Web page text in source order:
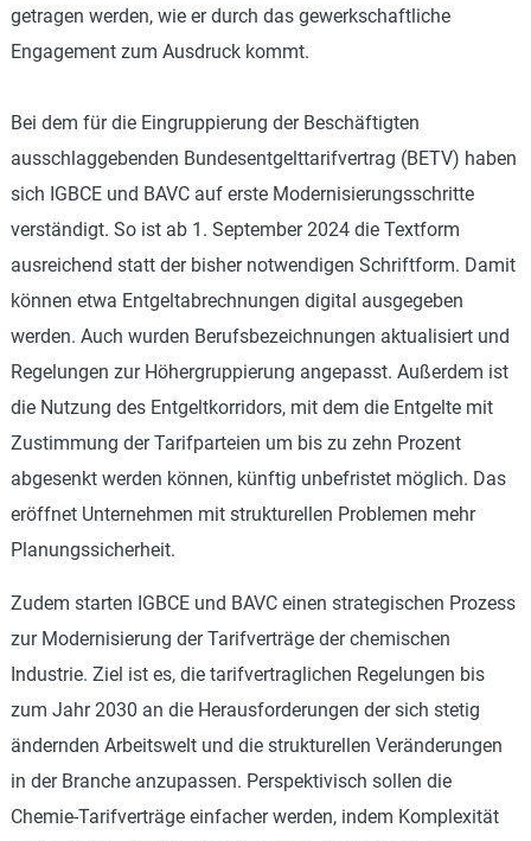
getragen werden, wie er durch das gewerkschaftliche
Engagement zum Ausdruck kommt.
Bei dem für die Eingruppierung der Beschäftigten
ausschlaggebenden Bundesentgelttarifvertrag (BETV) haben
sich IGBCE und BAVC auf erste Modernisierungsschritte
verständigt. So ist ab 1. September 2024 die Textform
ausreichend statt der bisher notwendigen Schriftform. Damit
können etwa Entgeltabrechnungen digital ausgegeben
werden. Auch wurden Berufsbezeichnungen aktualisiert und
Regelungen zur Höhergruppierung angepasst. Außerdem ist
die Nutzung des Entgeltkorridors, mit dem die Entgelte mit
Zustimmung der Tarifparteien um bis zu zehn Prozent
abgesenkt werden können, künftig unbefristet möglich. Das
eröffnet Unternehmen mit strukturellen Problemen mehr
Planungssicherheit.
Zudem starten IGBCE und BAVC einen strategischen Prozess
zur Modernisierung der Tarifverträge der chemischen
Industrie. Ziel ist es, die tarifvertraglichen Regelungen bis
zum Jahr 2030 an die Herausforderungen der sich stetig
ändernden Arbeitswelt und die strukturellen Veränderungen
in der Branche anzupassen. Perspektivisch sollen die
Chemie-Tarifverträge einfacher werden, indem Komplexität